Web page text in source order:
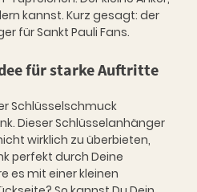
kannst. Kurz gesagt: der
für Sankt Pauli Fans.
für starke Auftritte
Schlüsselschmuck
Dieser Schlüsselanhänger
wirklich zu überbieten,
perfekt durch Deine
es mit einer kleinen